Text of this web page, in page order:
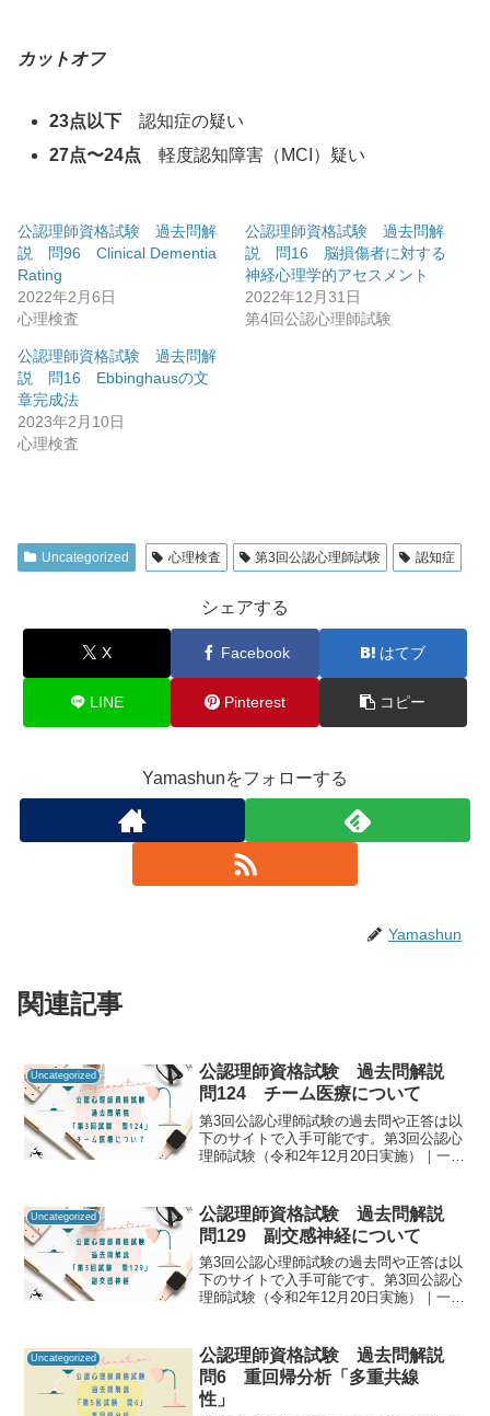
カットオフ
23点以下 認知症の疑い
27点〜24点 軽度認知障害（MCI）疑い
公認理師資格試験 過去問解
説 問96 Clinical Dementia
Rating
2022年2月6日
心理検査
公認理師資格試験 過去問解
説 問16 脳損傷者に対する
神経心理学的アセスメント
2022年12月31日
第4回公認心理師試験
公認理師資格試験 過去問解
説 問16 Ebbinghausの文
章完成法
2023年2月10日
心理検査
Uncategorized 心理検査 第3回公認心理師試験 認知症
シェアする
X Facebook はてブ
LINE Pinterest コピー
Yamashunをフォローする
Yamashun
関連記事
Uncategorized
公認理師資格試験 過去問解説
問124 チーム医療について
第3回公認心理師試験の過去問や正答は以
下のサイトで入手可能です。第3回公認心
理師試験（令和2年12月20日実施）｜一般
ることで「自分に必要な知識は何か」を
知るための手が...
Uncategorized
公認理師資格試験 過去問解説
問129 副交感神経について
第3回公認心理師試験の過去問や正答は以
下のサイトで入手可能です。第3回公認心
理師試験（令和2年12月20日実施）｜一般
ることで「自分に必要な知識は何か」を
知るための手が...
Uncategorized
公認理師資格試験 過去問解説
問6 重回帰分析「多重共線
性」